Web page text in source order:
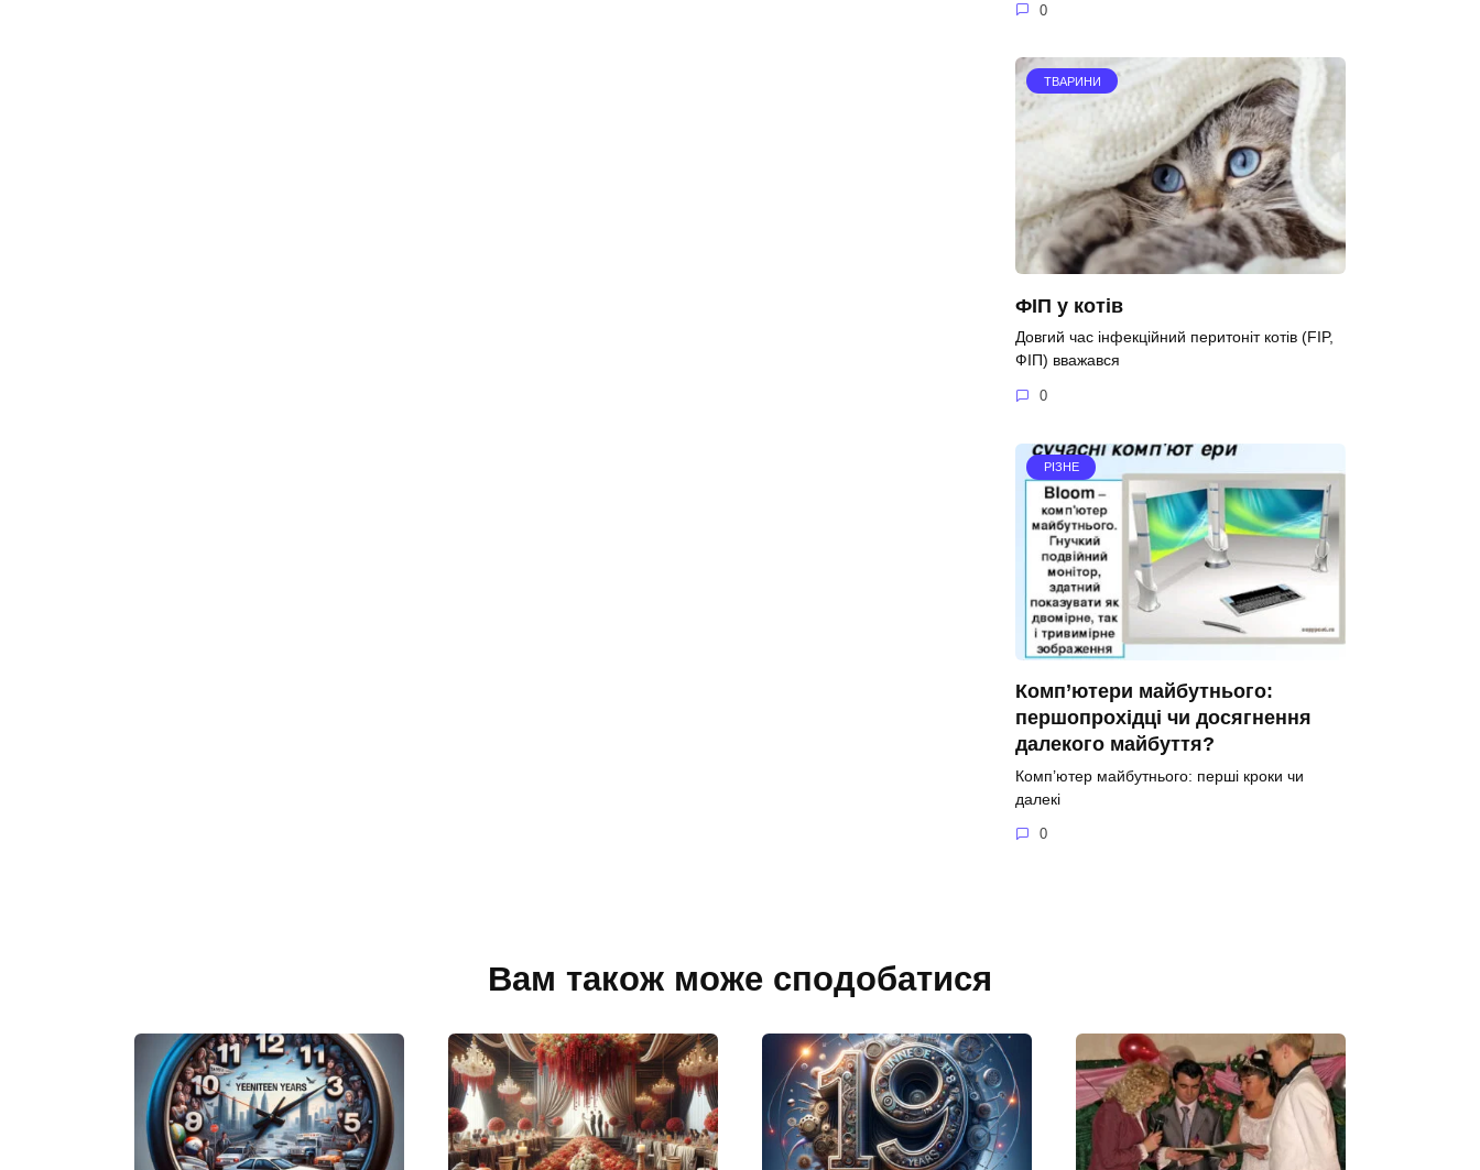
0
ТВАРИНИ
ФІП у котів
Довгий час інфекційний перитоніт котів (FIP,
ФІП) вважався
0
РІЗНЕ
Комп’ютери майбутнього:
першопрохідці чи досягнення
далекого майбуття?
Комп’ютер майбутнього: перші кроки чи
далекі
0
Вам також може сподобатися